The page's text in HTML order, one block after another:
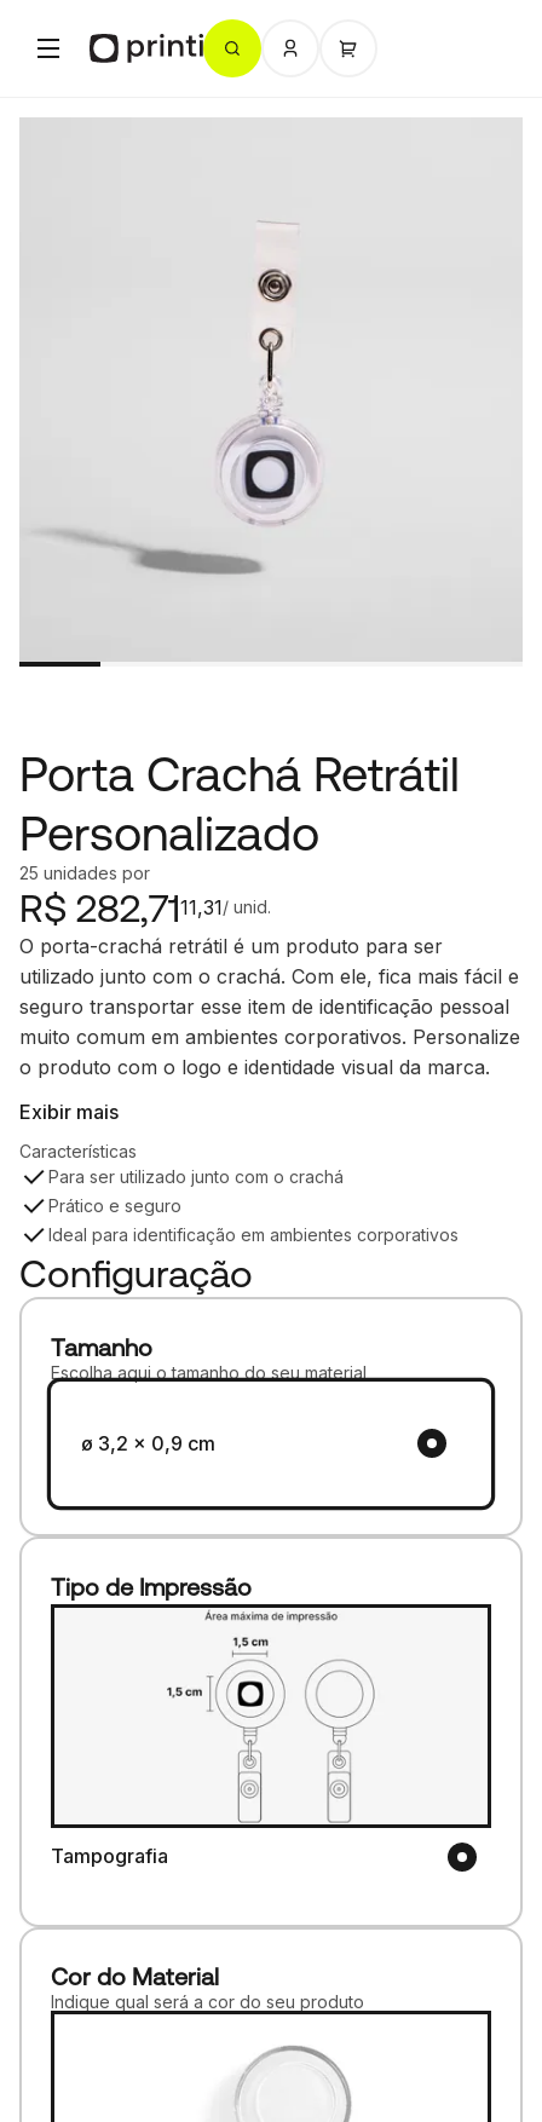
Porta Crachá Retrátil
Personalizado
25 unidades por
R$ 282,71 / unid.
11,31
O porta-crachá retrátil é um produto para ser
utilizado junto com o crachá. Com ele, fica mais fácil e
seguro transportar esse item de identificação pessoal
muito comum em ambientes corporativos. Personalize
o produto com o logo e identidade visual da marca.
Exibir mais
Características
Para ser utilizado junto com o crachá
Prático e seguro
Ideal para identificação em ambientes corporativos
Configuração
Tamanho
Escolha aqui o tamanho do seu material
ø 3,2 x 0,9 cm
Tipo de Impressão
Tampografia
Cor do Material
Indique qual será a cor do seu produto